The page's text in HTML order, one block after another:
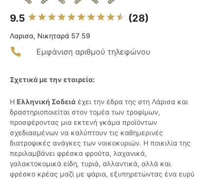
9.5 (28)
Λαρισα, Νικηταρά 57 59
Εμφάνιση αριθμού τηλεφώνου
Σχετικά με την εταιρεία:
Η Ελληνική Σοδειά έχει την έδρα της στη Λάρισα και
δραστηριοποιείται στον τομέα των τροφίμων,
προσφέροντας μια εκτενή γκάμα προϊόντων
σχεδιασμένων να καλύπτουν τις καθημερινές
διατροφικές ανάγκες των νοικοκυριών. Η ποικιλία της
περιλαμβάνει φρέσκα φρούτα, λαχανικά,
γαλακτοκομικά είδη, τυριά, αλλαντικά, αλλά και
φρέσκο κρέας μαζί με ψάρια, εξυπηρετώντας ένα ευρύ